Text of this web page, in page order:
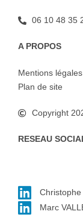
06 10 48 35
A PROPOS
Mentions légales
Plan de site
Copyright
RESEAU
Christophe
Marc